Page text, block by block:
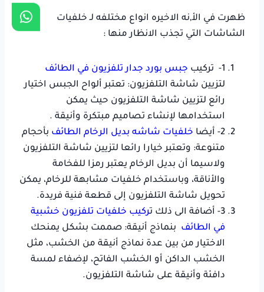
ظهرت في الأ,نه الاخيره انواع مختلفه لـ خلفيات
الشاشات التي تجذب الانظار منها :
1- تركيب
جبس بورد جدار تلفزيون في الطائف
لتزيين شاشة التلفزيون: تعتبر ألواح الجبس اختيار
رائع لتزيين شاشة التلفزيون حيث يمكن
استخدامها لإنشاء تصاميم مبتكرة وأنيقة .
2- أيضا
خلفيات شاشه بديل الرخام الطائف بأحجام
متنوعة: وتعتبر خيارا رائعا لتزيين شاشة التلفزيون
ولاسيما أن بديل الرخام يعتبر رمزا للفخامة
والأناقة، وباستخدام خلفيات مشابهة للرخام، يمكن
تحويل شاشة التلفزيون إلى قطعة فنية فريدة.
3- أضافة الى ذلك ت
ركيب خلفيات تلفزيون خشبية
في الطائف بنماذج أنيقة: صممت بشكل يمنحك
الاختيار من بين عدة نماذج أنيقة من الخشب، مثل
الخشب الداكن أو الخشب الفاتح، لإضفاء لمسة
دافئة وأنيقة على شاشة التلفزيون.